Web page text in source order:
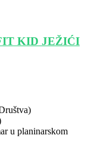
KID JEŽIĆI
u planinarskom